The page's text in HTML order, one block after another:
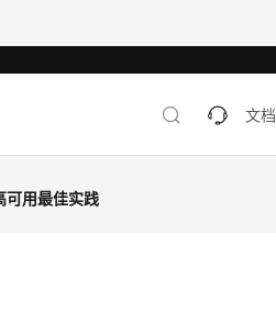
文档
可用最佳实践